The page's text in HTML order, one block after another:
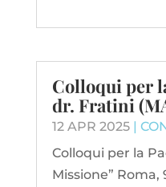
Colloqui per
dr. Fratini
12 APR 2025|
Colloqui per la
Missione” Roma,